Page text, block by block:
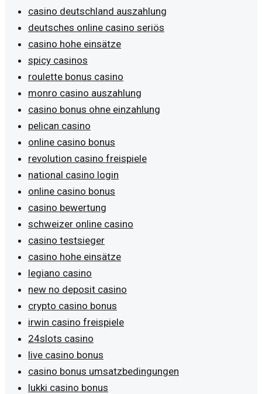
casino deutschland auszahlung
deutsches online casino seriös
casino hohe einsätze
spicy casinos
roulette bonus casino
monro casino auszahlung
casino bonus ohne einzahlung
pelican casino
online casino bonus
revolution casino freispiele
national casino login
online casino bonus
casino bewertung
schweizer online casino
casino testsieger
casino hohe einsätze
legiano casino
new no deposit casino
crypto casino bonus
irwin casino freispiele
24slots casino
live casino bonus
casino bonus umsatzbedingungen
lukki casino bonus